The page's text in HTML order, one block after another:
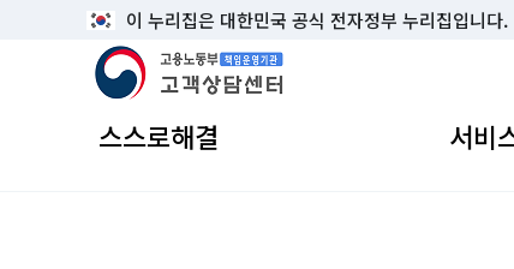
이 누리집은 대한민국 공식 전자정부 누리집입니다.
고용노동부 책임운영기관 고객상담센터
스스로해결 서비